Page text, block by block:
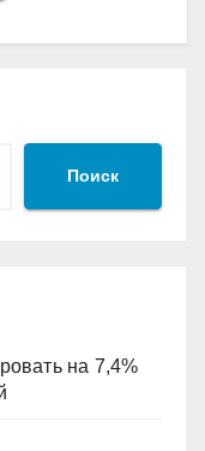
Поиск
на 7,4%